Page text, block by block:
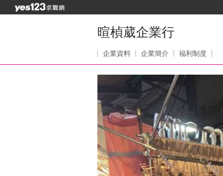
暄楨葳企業行
企業資料 企業簡介 福利制度